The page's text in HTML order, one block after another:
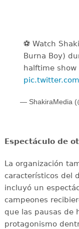
⚽️️ Watch
Burna Boy)
halftime show
— ShakiraMedia
Espectáculo de
La organización
característicos del
incluyó un
campeones
que las pausas de
protagonismo